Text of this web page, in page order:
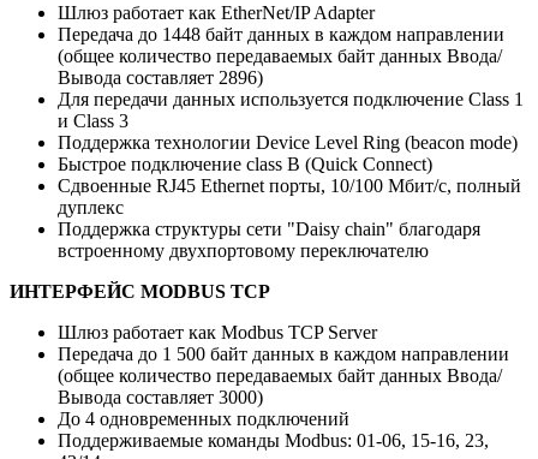
Шлюз работает как EtherNet/IP Adapter
Передача до 1448 байт данных в каждом направлении
(общее количество передаваемых байт данных Ввода/
Вывода составляет 2896)
Для передачи данных используется подключение Class 1
и Class 3
Поддержка технологии Device Level Ring (beacon mode)
Быстрое подключение class B (Quick Connect)
Сдвоенные RJ45 Ethernet порты, 10/100 Мбит/с, полный
дуплекс
Поддержка структуры сети "Daisy chain" благодаря
встроенному двухпортовому переключателю
ИНТЕРФЕЙС MODBUS TCP
Шлюз работает как Modbus TCP Server
Передача до 1 500 байт данных в каждом направлении
(общее количество передаваемых байт данных Ввода/
Вывода составляет 3000)
До 4 одновременных подключений
Поддерживаемые команды Modbus: 01-06, 15-16, 23,